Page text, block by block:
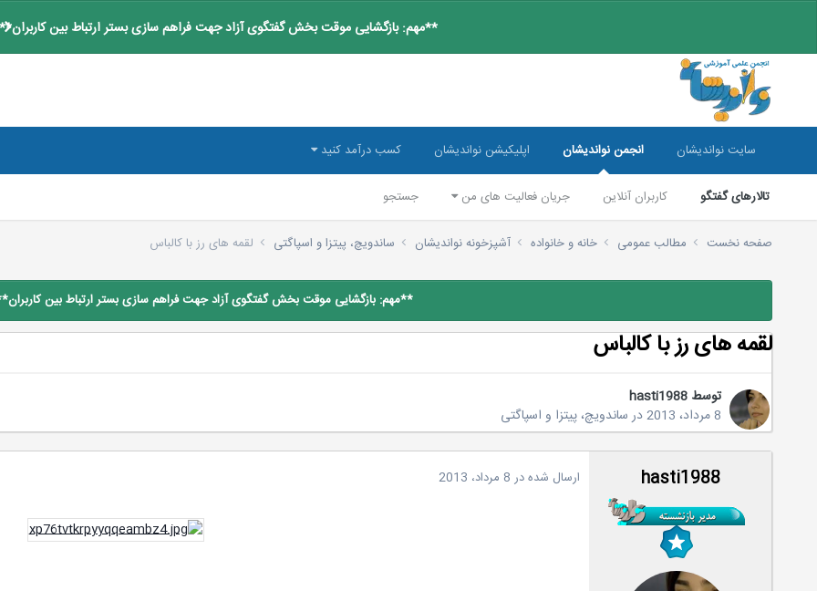
**مهم: بازگشایی موقت بخش گفتگوی آزاد جهت فراهم سازی بستر ارتباط بین کاربران**
سایت نواندیشان انجمن نواندیشان
تالارهای گفتگو کاربران آنلاین جریان فعالیت های من جستجو
اپلیکیشن نواندیشان کسب درآمد کنید
صفحه نخست مطالب عمومی خانه و خانواده آشپزخونه نواندیشان ساندویچ، پیتزا و اسپاگتی لقمه های رز با کالباس
**مهم: بازگشایی موقت بخش گفتگوی آزاد جهت فراهم سازی بستر ارتباط بین
لقمه های رز با کالباس
توسط hasti1988
8 مرداد، 2013
درساندویچ، پیتزا و اسپاگتی
hasti1988 ارسال شده در 8 مرداد، 2013